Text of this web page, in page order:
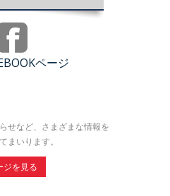
ページ
せなど、さまざまな情報を
まいります。
ジを見る